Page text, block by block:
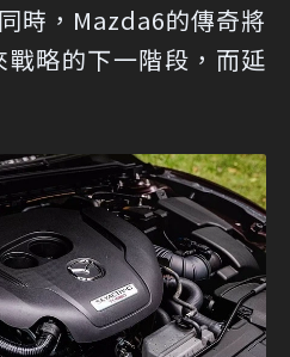
時，Mazda6的傳奇將
略的下一階段，而延